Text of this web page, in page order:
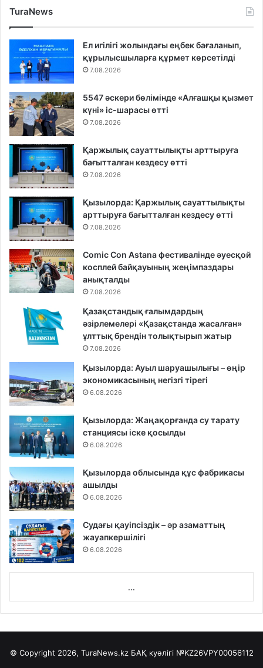
TuraNews
Ел игілігі жолындағы еңбек бағаланып,
құрылысшыларға құрмет көрсетілді
7.08.2026
5547 әскери бөлімінде «Алғашқы қызмет
күні» іс-шарасы өтті
7.08.2026
Қаржылық сауаттылықты арттыруға
бағытталған кездесу өтті
7.08.2026
Қызылорда: Қаржылық сауаттылықты
арттыруға бағытталған кездесу өтті
7.08.2026
Comic Con Astana фестивалінде әуесқой
косплей байқауының жеңімпаздары
анықталды
7.08.2026
Қазақстандық ғалымдардың
әзірлемелері «Қазақстанда жасалған»
ұлттық брендін толықтырып жатыр
7.08.2026
Қызылорда: Ауыл шаруашылығы – өңір
экономикасының негізгі тірегі
6.08.2026
Қызылорда: Жаңақорғанда су тарату
станциясы іске қосылды
6.08.2026
Қызылорда облысында құс фабрикасы
ашылды
6.08.2026
Судағы қауіпсіздік – әр азаматтың
жауапкершілігі
6.08.2026
...
© Copyright 2026, TuraNews.kz БАҚ куәлігі №KZ26VPY00056112